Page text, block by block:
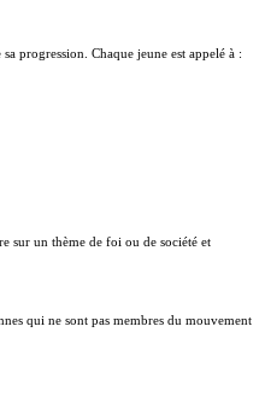
progression. Chaque jeune est appelé à :
sur un thème de foi ou de société et
qui ne sont pas membres du mouvement